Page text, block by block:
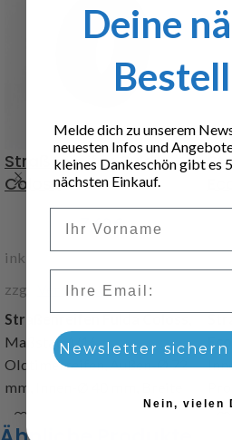
Straßenreifen Fulda
Coloss
7,60€
inkl. 19 % MwSt.
zzgl.
Versandkosten
Straßenreifen Fulda Coloss,
Maßstab 1/16,
Oldtimerreifen, Außen-Ø 72
mm, Innen-Ø 40 mm, Breite
19mm, Profiltiefe 1mm,
Hohlkammerrreifen, mit
Deine
Melde dich zu unserem
neuesten Infos und
kleines Dankeschön gibt es
nächsten Einkauf.
Newsletter sichern
Nein, vielen